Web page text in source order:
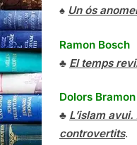
♠ Un ós
Ramon Bosch
♣ El temps
Dolors Bramon
♣ L’islam
controvertits.